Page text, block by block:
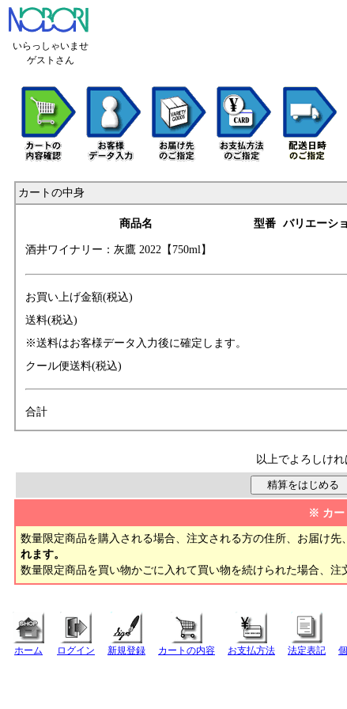
いらっしゃいませ
ゲストさん
カートの中身
商品名 型番 バリエーシ
酒井ワイナリー： 灰鷹 2022【750ml】
お買い上げ金額(税込)
送料(税込)
※送料はお客様データ入力後に確定します。
クール便送料(税込)
合計
以上でよろしけ
※ カー
数量限定商品を購入される場合、注文される方の住所、お届け先
れます。
数量限定商品を買い物かごに入れて買い物を続けられた場合、注
ホーム ログイン 新規登録 カートの内容 お支払方法 法定表記